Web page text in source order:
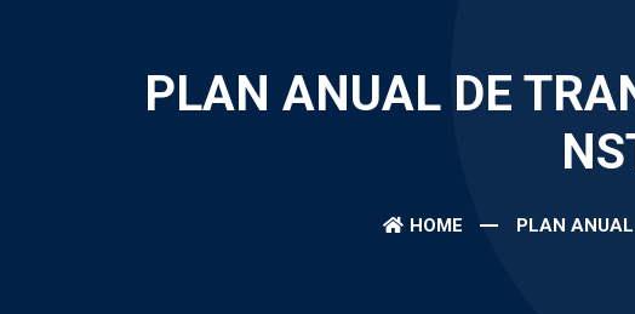
PLAN ANUAL DE
HOME PLAN